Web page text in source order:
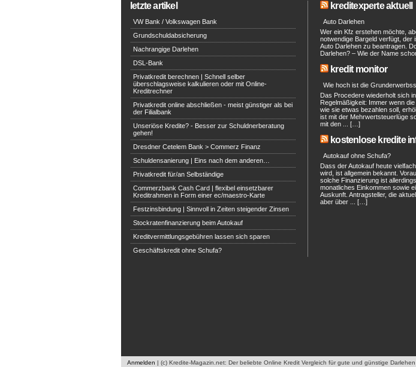
letzte artikel
VW Bank / Volkswagen Bank
Grundschuldabsicherung
Nachrangige Darlehen
DSL-Bank
Privatkredit berechnen | Schnell selber
überschlagsweise kalkulieren oder mit Online-
Kreditrechner
Privatkredit online abschließen - meist günstiger als bei
der Filialbank
Unseriöse Kredite? - Besser zur Schuldnerberatung
gehen!
Dresdner Cetelem Bank > Commerz Finanz
Schuldensanierung | Eins nach dem anderen…
Privatkredit für/an Selbständige
Commerzbank Cash Card | flexibel einsetzbarer
Kreditrahmen in Form einer ec/maestro-Karte
Festzinsbindung | Sinnvoll in Zeiten steigender Zinsen
Stockratenfinanzierung beim Autokauf
Kreditvermittlungsgebühren lassen sich sparen
Geschäftskredit ohne Schufa?
kreditexperte aktuell
Auto Darlehen
Wer ein Kfz erstehen möchte,
notwendige Bargeld verfügt, der
Auto Darlehen zu beantragen.
Darlehen? – Wie der Name
kredit monitor
Wie hoch ist die
Das Procedere wiederholt sich
Regelmäßigkeit: Immer wenn
wie sie etwas bezahlen soll,
ist mit der Mehrwertsteuerlüge
mit den ... […]
kostenlose kredite
Autokauf ohne Schufa?
Dass der Autokauf heute
wird, ist allgemein bekannt.
solche Finanzierung ist
monatliches Einkommen sowie
Auskunft. Antragsteller, die
aber über ... […]
Anmelden | (c) Kredite-Magazin.net: Der beliebte Online Kredit Vergleich für gute und günstige Darlehen